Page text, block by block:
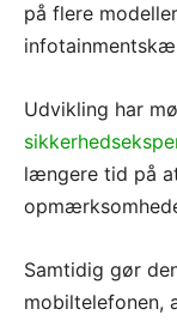
på flere
Udvikling har
længere tid på
Samtidig gør
mobiltelefonen,